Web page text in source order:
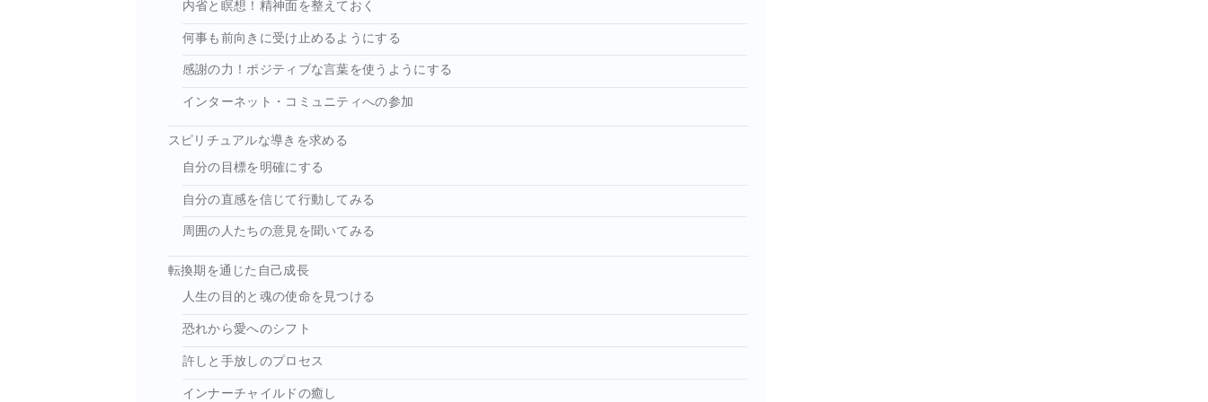
内省と瞑想！精神面を整えておく
何事も前向きに受け止めるようにする
感謝の力！ポジティブな言葉を使うようにする
インターネット・コミュニティへの参加
スピリチュアルな導きを求める
自分の目標を明確にする
自分の直感を信じて行動してみる
周囲の人たちの意見を聞いてみる
転換期を通じた自己成長
人生の目的と魂の使命を見つける
恐れから愛へのシフト
許しと手放しのプロセス
インナーチャイルドの癒し